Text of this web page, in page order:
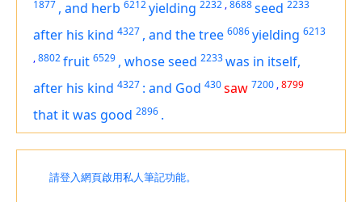
1877 , and herb 6212yielding 2232 ,8688seed 2233
after his kind 4327 , and the tree 6086yielding 6213
,8802fruit 6529 , whose seed 2233was in itself,
after his kind 4327 : and God 430saw 7200 ,8799
that it was good 2896 .
請登入網頁啟用私人筆記功能。